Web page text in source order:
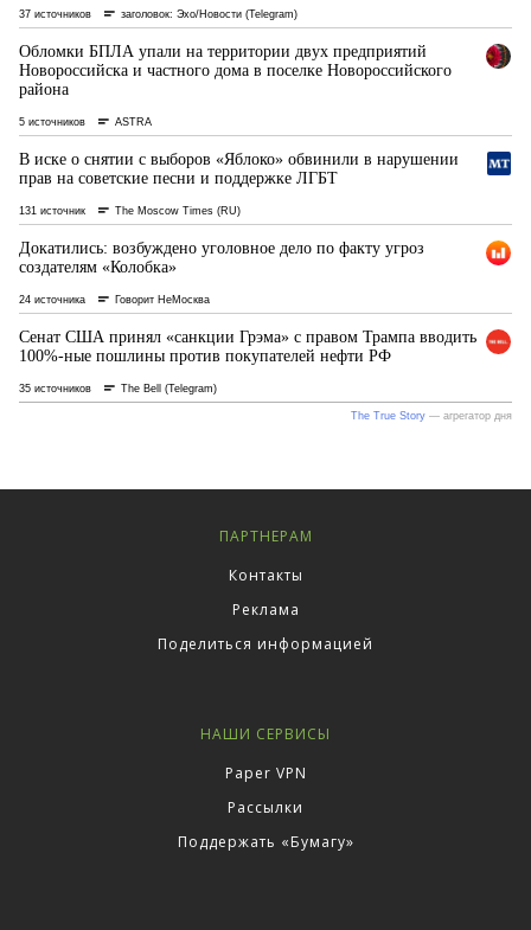
ПАРТНЕРАМ
Контакты
Реклама
Поделиться информацией
НАШИ СЕРВИСЫ
Paper VPN
Рассылки
Поддержать «Бумагу»